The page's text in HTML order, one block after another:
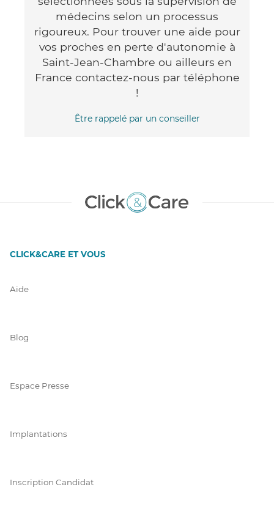
médecins selon un processus
rigoureux. Pour trouver une aide pour
vos proches en perte d'autonomie à
Saint-Jean-Chambre ou ailleurs en
France contactez-nous par téléphone
!
Être rappelé par un conseiller
CLICK&CARE ET VOUS
Aide
Blog
Espace Presse
Implantations
Inscription Candidat